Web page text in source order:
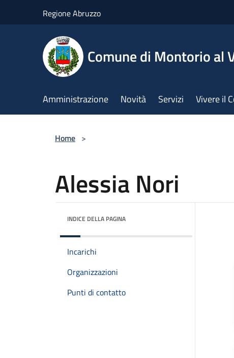
Regione Abruzzo
Comune di Montorio al
Amministrazione Novità Servizi Vivere il
Home >
Alessia Nori
INDICE DELLA PAGINA
Incarichi
Organizzazioni
Punti di contatto